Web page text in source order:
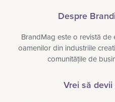
Despre
BrandMag este o revistă
oamenilor din industriile
comunitățile de
Vrei să